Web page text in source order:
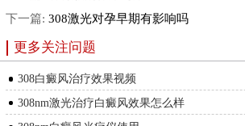
下一篇: 308激光对孕早期有影响吗
更多关注问题
308白癜风治疗效果视频
308nm激光治疗白癜风效果怎么样